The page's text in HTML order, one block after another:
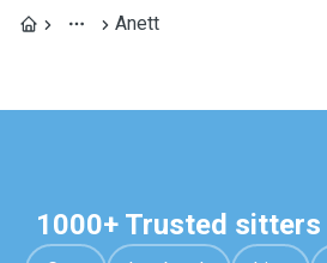
Anett
1000+ Trusted sitters